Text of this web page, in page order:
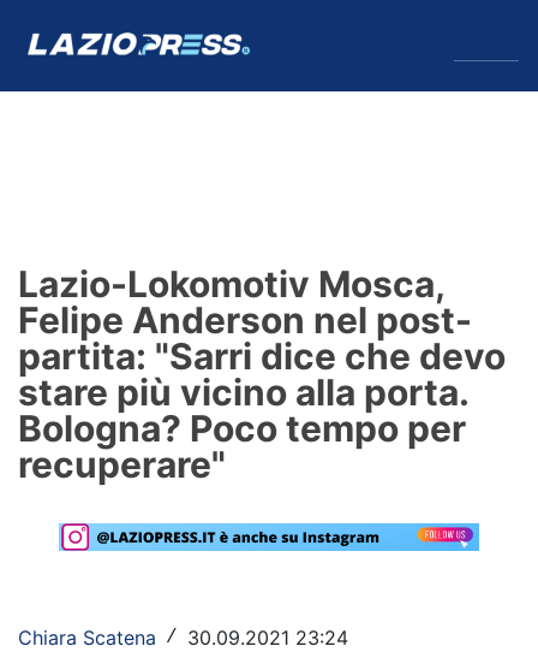
Formello
Infortuni
Primavera
Calciomercato
Lazio Women
Social
Lazio-Lokomotiv Mosca,
Felipe Anderson nel post-
partita: "Sarri dice che devo
stare più vicino alla porta.
Bologna? Poco tempo per
recuperare"
Chiara Scatena / 30.09.2021 23:24